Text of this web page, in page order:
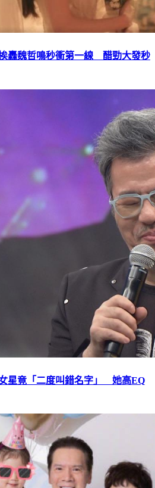
轟魏哲鳴秒衝第一線 醋勁大發秒
星竟「二度叫錯名字」 她高EQ